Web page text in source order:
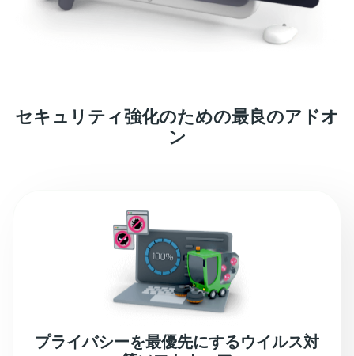
セキュリティ強化のための最良のアドオ
ン
プライバシーを最優先にするウイルス対